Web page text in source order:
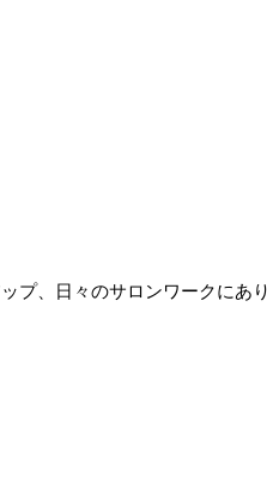
プ、日々のサロンワークにあ